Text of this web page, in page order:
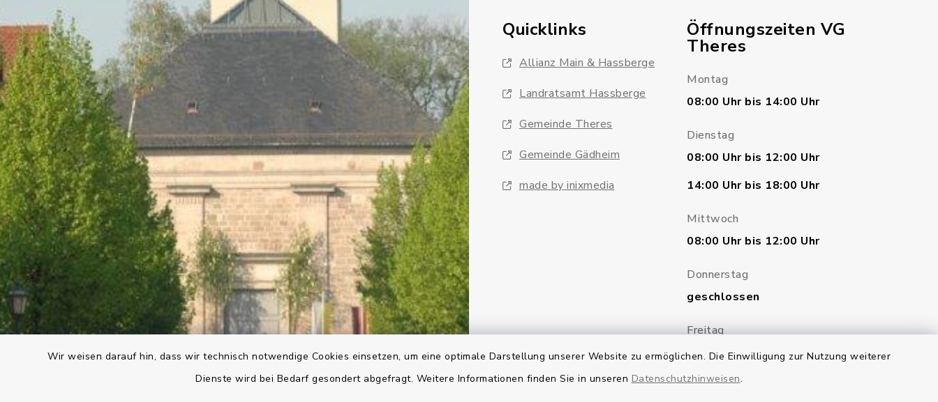
Wir weisen darauf hin, dass wir technisch notwendige Cookies einsetzen, um eine optimale Darstellung unserer Website zu ermöglichen. Die Einwilligung zur Nutzung weiterer
Dienste wird bei Bedarf gesondert abgefragt. Weitere Informationen finden Sie in unseren Datenschutzhinweisen.
Quicklinks
Allianz Main & Hassberge
Landratsamt Hassberge
Gemeinde Theres
Gemeinde Gädheim
made by inixmedia
Öffnungszeiten VG
Theres
Montag
08:00 Uhr bis 14:00 Uhr
Dienstag
08:00 Uhr bis 12:00 Uhr
14:00 Uhr bis 18:00 Uhr
Mittwoch
08:00 Uhr bis 12:00 Uhr
Donnerstag
geschlossen
Freitag
07:00 Uhr bis 12:00 Uhr